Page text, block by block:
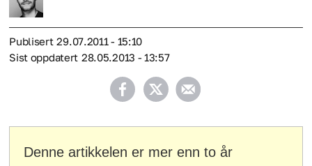
Publisert
29.07.2011 - 15:10
Sist oppdatert
28.05.2013 - 13:57
Denne artikkelen er mer enn to år